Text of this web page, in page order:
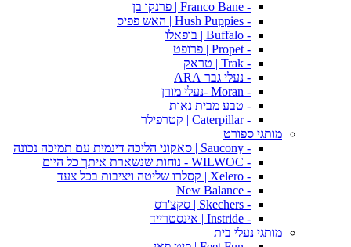
- Franco Bane | פרנקו בן
- Hush Puppies | האש פפיס
- Buffalo | בופאלו
- Propet | פרופט
- Trak | טראק
- נעלי גבר ARA
- Moran -נעלי מורן
- טבע מבית נאות
- Caterpillar | קטרפילר
מותגי ספורט
- Saucony | סאקוני הליכה דינמית עם תמיכה נכונה
- WILWOC - נוחות שנשארת איתך כל היום
- Xelero | קסלרו שליטה ויציבות בכל צעד
- New Balance
- Skechers | סקצ'רס
- Instride | אינסטרייד
מותגי נעלי בית